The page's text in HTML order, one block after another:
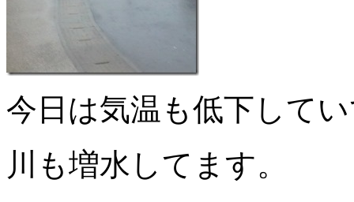
今日は気温も低下して
川も増水してます。